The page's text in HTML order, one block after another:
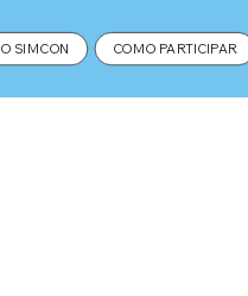
O SIMCON COMO PARTICIPAR